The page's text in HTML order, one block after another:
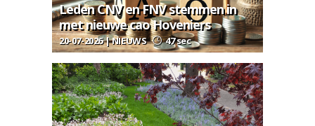
Leden CNV en FNV stemmen in
met nieuwe cao Hoveniers
20-07-2026 | NIEUWS 47 sec